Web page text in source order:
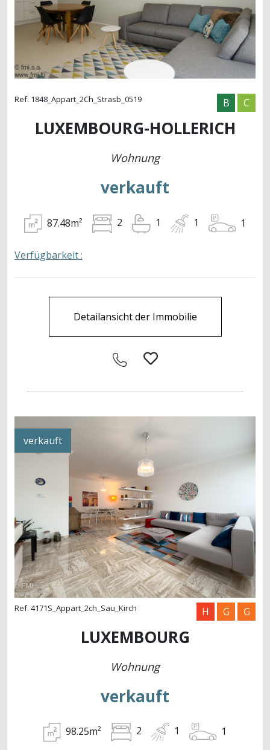
Ref. 1848_Appart_2Ch_Strasb_0519 B C
LUXEMBOURG-HOLLERICH
Wohnung
verkauft
87.48m² 2 1 1 1
Verfügbarkeit :
Detailansicht der Immobilie
verkauft
Ref. 4171S_Appart_2ch_Sau_Kirch H G G
LUXEMBOURG
Wohnung
verkauft
98.25m² 2 1 1